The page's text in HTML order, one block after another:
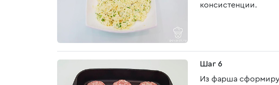
консистенции.
Шаг 6
Из фарша